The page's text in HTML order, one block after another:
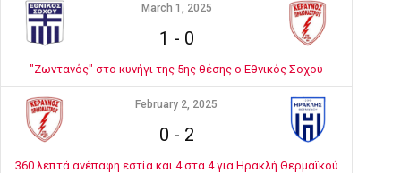
March 1, 2025
1 - 0
"Ζωντανός" στο κυνήγι της 5ης θέσης ο Εθνικός Σοχού
February 2, 2025
0 - 2
360 λεπτά ανέπαφη εστία και 4 στα 4 για Ηρακλή Θερμαϊκού